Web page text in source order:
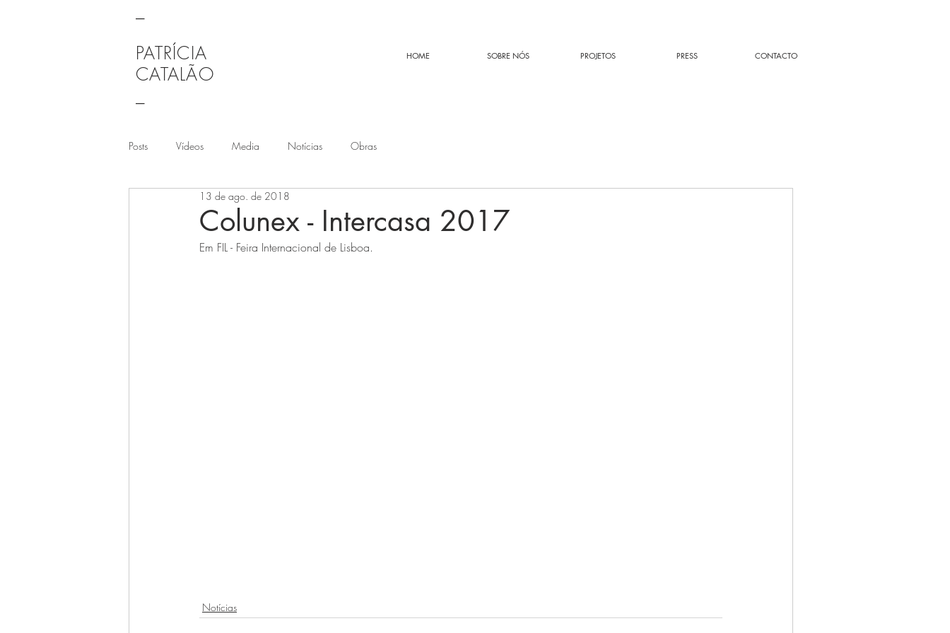
PATRÍCIA
CATALÃO
HOME SOBRE NÓS PROJETOS PRESS CONTACTO
Posts Vídeos Media Notícias Obras
Colunex - Intercasa 2017
13 de ago. de 2018
Em FIL - Feira Internacional de Lisboa.
Notícias